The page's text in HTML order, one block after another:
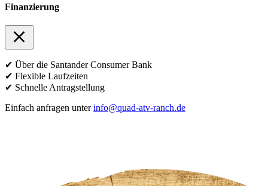
Finanzierung
✔ Über die Santander Consumer Bank
✔ Flexible Laufzeiten
✔ Schnelle Antragstellung
Einfach anfragen unterinfo@quad-atv-ranch.de